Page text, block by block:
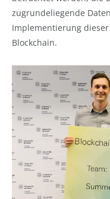
zugrundeliegende
Implementierung
Blockchain.